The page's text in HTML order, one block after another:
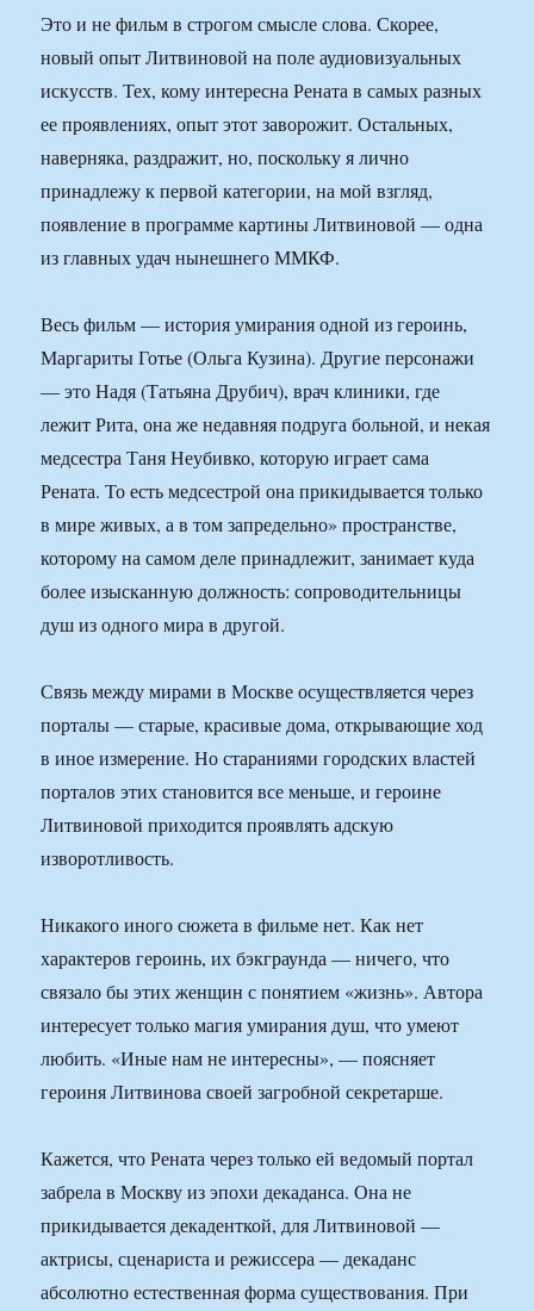
Это и не фильм в строгом смысле слова. Скорее,
новый опыт Литвиновой на поле аудиовизуальных
искусств. Тех, кому интересна Рената в самых разных
ее проявлениях, опыт этот заворожит. Остальных,
наверняка, раздражит, но, поскольку я лично
принадлежу к первой категории, на мой взгляд,
появление в программе картины Литвиновой — одна
из главных удач нынешнего ММКФ.
Весь фильм — история умирания одной из героинь,
Маргариты Готье (Ольга Кузина). Другие персонажи
— это Надя (Татьяна Друбич), врач клиники, где
лежит Рита, она же недавняя подруга больной, и некая
медсестра Таня Неубивко, которую играет сама
Рената. То есть медсестрой она прикидывается только
в мире живых, а в том запредельно» пространстве,
которому на самом деле принадлежит, занимает куда
более изысканную должность: сопроводительницы
душ из одного мира в другой.
Связь между мирами в Москве осуществляется через
порталы — старые, красивые дома, открывающие ход
в иное измерение. Но стараниями городских властей
порталов этих становится все меньше, и героине
Литвиновой приходится проявлять адскую
изворотливость.
Никакого иного сюжета в фильме нет. Как нет
характеров героинь, их бэкграунда — ничего, что
связало бы этих женщин с понятием «жизнь». Автора
интересует только магия умирания душ, что умеют
любить. «Иные нам не интересны», — поясняет
героиня Литвинова своей загробной секретарше.
Кажется, что Рената через только ей ведомый портал
забрела в Москву из эпохи декаданса. Она не
прикидывается декаденткой, для Литвиновой —
актрисы, сценариста и режиссера — декаданс
абсолютно естественная форма существования. При